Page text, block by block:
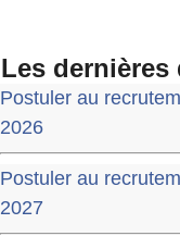
Les
Postuler au
2026
Postuler au
2027